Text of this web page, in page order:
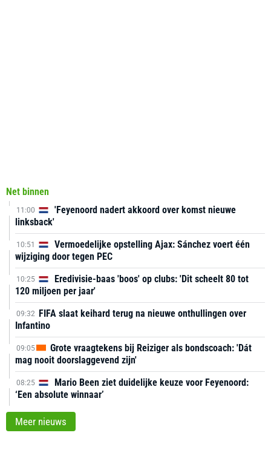
Net binnen
11:00
'Feyenoord nadert akkoord over komst nieuwe
linksback'
10:51
Vermoedelijke opstelling Ajax: Sánchez voert één
wijziging door tegen PEC
10:25
Eredivisie-baas 'boos' op clubs: 'Dit scheelt 80 tot
120 miljoen per jaar'
09:32 FIFA slaat keihard terug na nieuwe onthullingen over
Infantino
09:05
Grote vraagtekens bij Reiziger als bondscoach: 'Dát
mag nooit doorslaggevend zijn'
08:25
Mario Been ziet duidelijke keuze voor Feyenoord:
‘Een absolute winnaar’
Meer nieuws